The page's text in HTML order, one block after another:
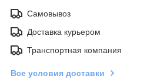
Самовывоз
Доставка курьером
Транспортная компания
Все условия доставки